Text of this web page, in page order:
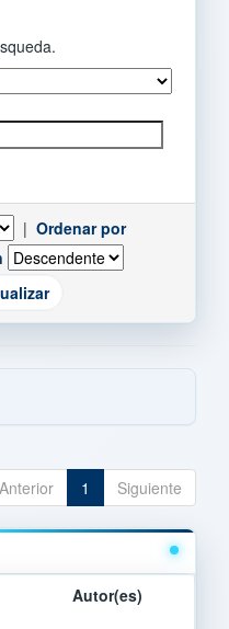
| Ordenar por
Anterior 1 Siguiente
Autor(es)